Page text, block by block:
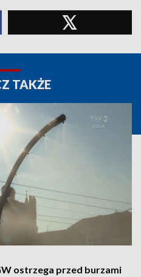
TAKŻE
ostrzega przed burzami